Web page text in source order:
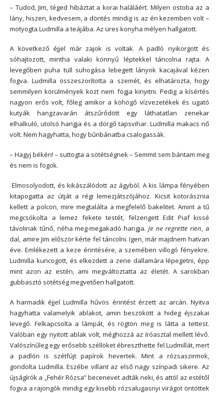
– Tudod, Jim, téged hibáztat a korai haláláért. Milyen ostoba az a
lány, hiszen, kedvesem, a döntés mindig is az én kezemben volt –
motyogta Ludmilla a teájába. Az üres konyha mélyen hallgatott.
A következő éjjel már zajok is voltak. A padló nyikorgott és
sóhajtozott, mintha valaki könnyű léptekkel táncolna rajta. A
levegőben puha tüll suhogása lebegett lányok kacajával kézen
fogva. Ludmilla összeszorította a szemét, és elhatározta, hogy
semmilyen körülmények közt nem fogja kinyitni. Pedig a kísértés
nagyon erős volt, főleg amikor a köhögő vízvezetékek és ugató
kutyák hangzavarán átszűrődött egy láthatatlan zenekar
elhalkuló, utolsó hangja és a dörgő tapsvihar. Ludmilla makacs nő
volt. Nem hagyhatta, hogy bűnbánatba csalogassák.
– Hagyj békén! – suttogta a sötétségnek – Semmit sem bántam meg
és nem is fogok.
Elmosolyodott, és kikászálódott az ágyból. A kis lámpa fényében
kitapogatta az útját a régi lemezjátszójához. Kicsit kotorásznia
kellett a polcon, mire megtalálta a megfelelő bakelitet. Amint a tű
megcsókolta a lemez fekete testét, felzengett Edit Piaf kissé
távolinak tűnő, néha meg-megakadó hangja. Je ne regrette rien, a
dal, amire Jim először kérte fel táncolni. Igen, már majdnem hatvan
éve. Emlékezett a keze érintésére, a szemében villogó fényekre.
Ludmilla kuncogott, és elkezdett a zene dallamára lépegetni, épp
mint azon az estén, ami megváltoztatta az életét. A sarokban
gubbasztó sötétség megvetően hallgatott.
A harmadik éjjel Ludmilla hűvös érintést érzett az arcán. Nyitva
hagyhatta valamelyik ablakot, amin beszökött a hideg éjszakai
levegő. Felkapcsolta a lámpát, és rögtön meg is látta a tettest.
Valóban egy nyitott ablak volt, méghozzá az íróasztal mellett lévő.
Valószínűleg egy erősebb széllöket ébreszthette fel Ludmillát, mert
a padlón is szétfújt papírok hevertek. Mint a rózsaszirmok,
gondolta Ludmilla. Eszébe villant az első nagy színpadi sikere. Az
újságírók a „Fehér Rózsa” becenevet adták neki, és attól az estétől
fogva a rajongók mindig egy kisebb rózsalugasnyi virágot öntöttek